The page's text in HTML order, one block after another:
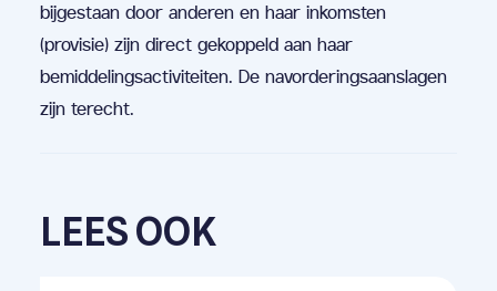
bijgestaan door anderen en haar inkomsten
(provisie) zijn direct gekoppeld aan haar
bemiddelingsactiviteiten. De navorderingsaanslagen
zijn terecht.
LEES OOK